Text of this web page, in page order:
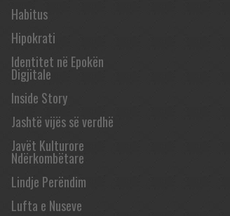
Habitus
Hipokrati
Identitet në Epokën
Digjitale
Inside Story
Jashtë vijës së verdhë
Javët Kulturore
Ndërkombëtare
Lindje Perëndim
Lufta e Nuseve